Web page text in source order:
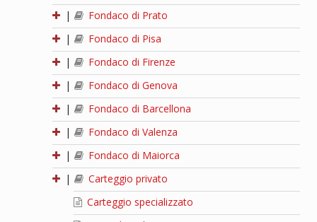
|
Fondaco di Prato
|
Fondaco di Pisa
|
Fondaco di Firenze
|
Fondaco di Genova
|
Fondaco di Barcellona
|
Fondaco di Valenza
|
Fondaco di Maiorca
|
Carteggio privato
Carteggio specializzato